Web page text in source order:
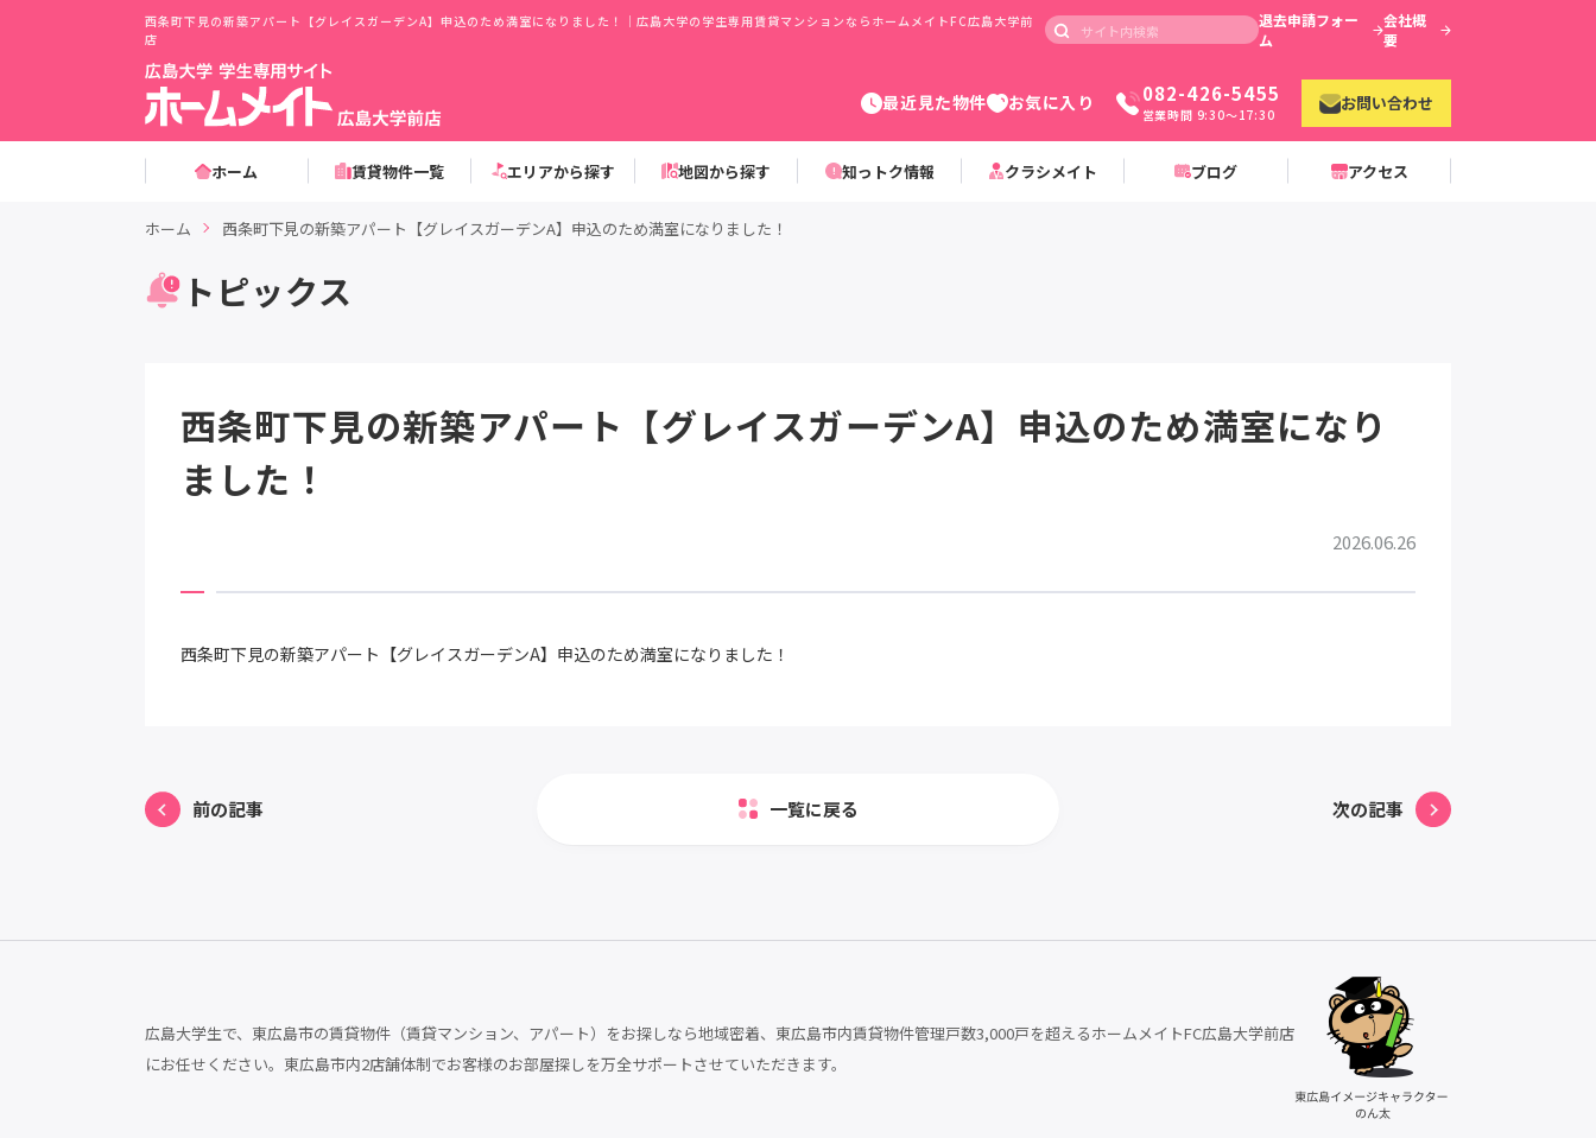
西条町下見の新築アパート【グレイスガーデンA】申込のため満室になりました！｜広島大学の学生専用賃貸マンションならホームメイトFC広島大学前
店
退去申請フォー
ム
会社概
要
最近見た物件 お気に入り 082-426-5455
営業時間 9:30〜17:30
お問い合わせ
ホーム 賃貸物件一覧 エリアから探す 地図から探す 知っトク情報 クラシメイト ブログ アクセス
ホーム 西条町下見の新築アパート【グレイスガーデンA】申込のため満室になりました！
トピックス
西条町下見の新築アパート【グレイスガーデンA】申込のため満室になり
ました！
2026.06.26
西条町下見の新築アパート【グレイスガーデンA】申込のため満室になりました！
前の記事 一覧に戻る 次の記事
広島大学生で、東広島市の賃貸物件（賃貸マンション、アパート）をお探しなら地域密着、東広島市内賃貸物件管理戸数3,000戸を超えるホームメイトFC広島大学前店
にお任せください。東広島市内2店舗体制でお客様のお部屋探しを万全サポートさせていただきます。